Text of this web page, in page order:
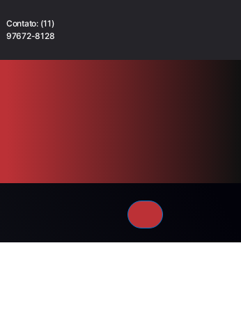
Contato: (11)
97672-8128